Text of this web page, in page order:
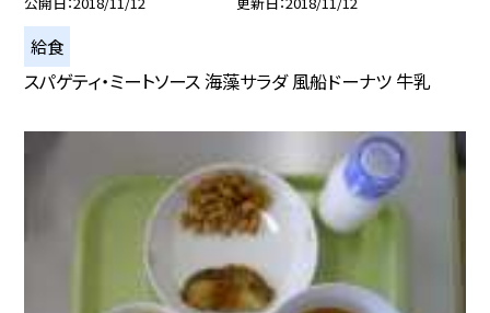
給食
スパゲティ・ミートソース 海藻サラダ 風船ドーナツ 牛乳